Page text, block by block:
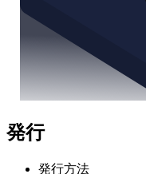
発行
発行方法